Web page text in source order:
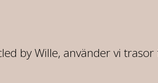
by Wille, använder vi